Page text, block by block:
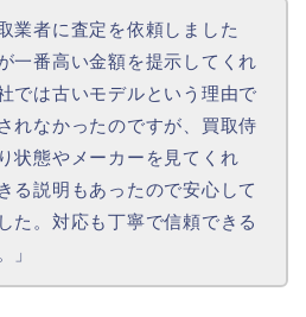
業者に査定を依頼しました
一番高い金額を提示してくれ
では古いモデルという理由で
れなかったのですが、買取侍
状態やメーカーを見てくれ
る説明もあったので安心して
た。対応も丁寧で信頼できる
」